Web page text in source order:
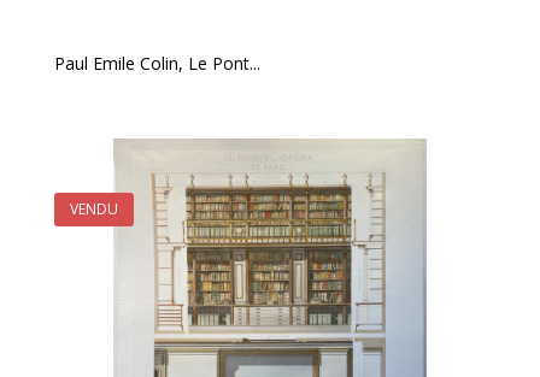
Paul Emile Colin, Le Pont...
VENDU